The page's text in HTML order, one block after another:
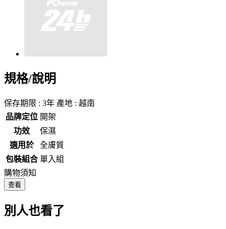
規格/說明
保存期限 : 3年 產地 : 越南
品牌定位 開架
功效
保濕
適用於
全膚質
包裝組合 單入組
購物須知
查看
別人也看了